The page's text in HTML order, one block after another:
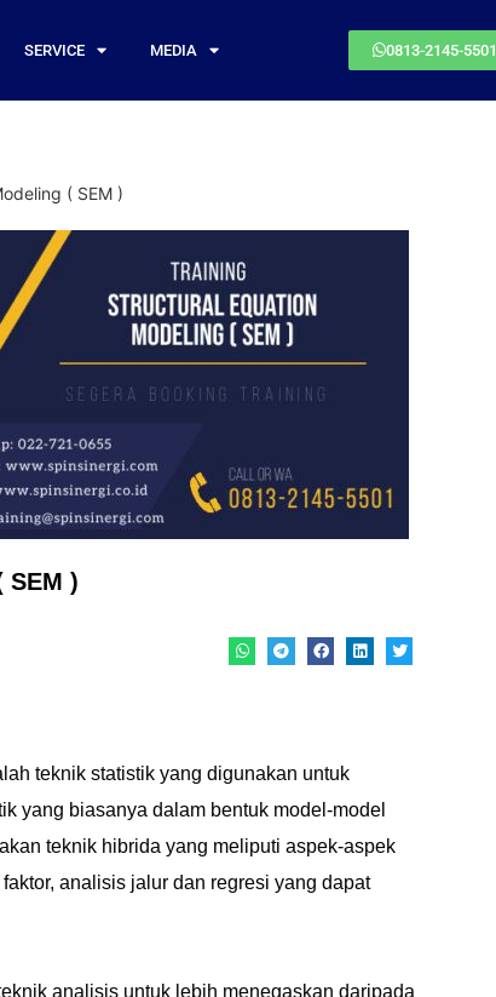
SERVICE MEDIA 0813-2145-5501
( SEM )
)
teknik statistik yang digunakan untuk
yang biasanya dalam bentuk model-model
teknik hibrida yang meliputi aspek-aspek
analisis jalur dan regresi yang dapat
analisis untuk lebih menegaskan daripada